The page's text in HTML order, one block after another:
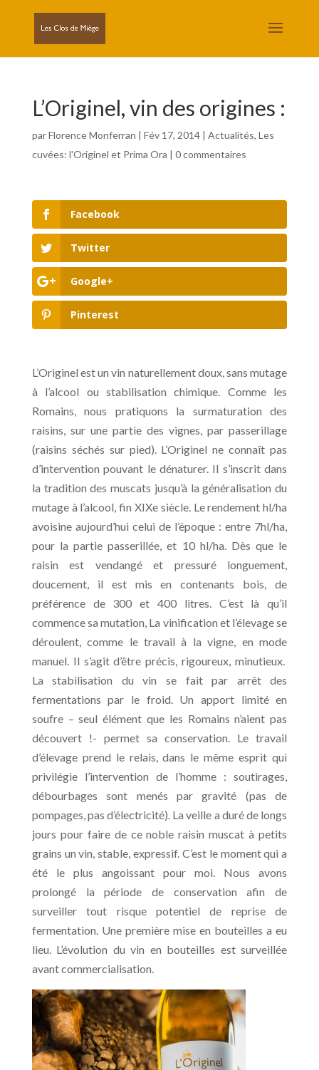
L’Originel, vin des origines :
parFlorence Monferran | Fév 17, 2014| Actualités, Les
cuvées: l'Originel et Prima Ora | 0 commentaires
Facebook
Twitter
Google+
Pinterest
L’Originel est un vin naturellement doux, sans mutage
à l’alcool ou stabilisation chimique. Comme les
Romains, nous pratiquons la surmaturation des
raisins, sur une partie des vignes, par passerillage
(raisins séchés sur pied). L’Originel ne connaît pas
d’intervention pouvant le dénaturer. Il s’inscrit dans
la tradition des muscats jusqu’à la généralisation du
mutage à l’alcool, fin XIXe siècle. Le rendement hl/ha
avoisine aujourd’hui celui de l’époque : entre 7hl/ha,
pour la partie passerillée, et 10 hl/ha. Dès que le
raisin est vendangé et pressuré longuement,
doucement, il est mis en contenants bois, de
préférence de 300 et 400 litres. C’est là qu’il
commence sa mutation, La vinification et l’élevage se
déroulent, comme le travail à la vigne, en mode
manuel. Il s’agit d’être précis, rigoureux, minutieux.
La stabilisation du vin se fait par arrêt des
fermentations par le froid. Un apport limité en
soufre – seul élément que les Romains n’aient pas
découvert !- permet sa conservation. Le travail
d’élevage prend le relais, dans le même esprit qui
privilégie l’intervention de l’homme : soutirages,
débourbages sont menés par gravité (pas de
pompages, pas d’électricité). La veille a duré de longs
jours pour faire de ce noble raisin muscat à petits
grains un vin, stable, expressif. C’est le moment qui a
été le plus angoissant pour moi. Nous avons
prolongé la période de conservation afin de
surveiller tout risque potentiel de reprise de
fermentation. Une première mise en bouteilles a eu
lieu. L’évolution du vin en bouteilles est surveillée
avant commercialisation.